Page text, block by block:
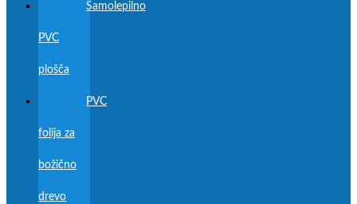
Samolepilno
PVC
plošča
PVC
folija za
božično
drevo